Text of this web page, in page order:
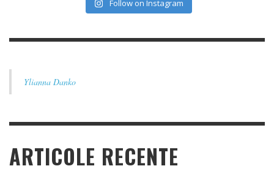
Follow on Instagram
Ylianna Danko
ARTICOLE RECENTE